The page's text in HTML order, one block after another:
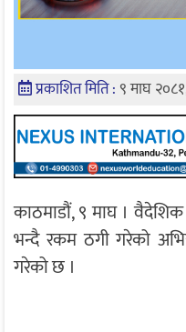
प्रकाशित मिति : ९ माघ
काठमाडौं, ९ माघ । वैदेशिक
भन्दै रकम ठगी गरेको
गरेको छ ।